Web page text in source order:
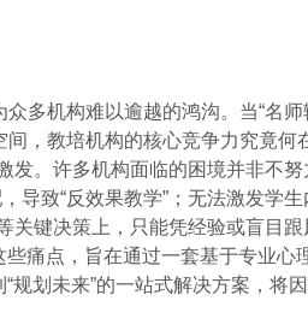
多机构难以逾越的鸿沟。当“名师
，教培机构的核心竞争力究竟何
。许多机构面临的困境并非不努
导致“反效果教学”；无法激发学
关键决策上，只能凭经验或盲目跟
些痛点，旨在通过一套基于专业心
规划未来”的一站式解决方案，将